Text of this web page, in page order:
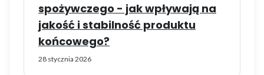
spożywczego - jak wpływają na
jakość i stabilność produktu
końcowego?
28 stycznia 2026